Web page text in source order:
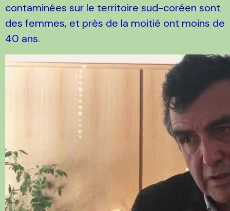
contaminées sur le territoire sud-coréen sont
des femmes, et près de la moitié ont moins de
40 ans.